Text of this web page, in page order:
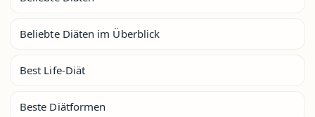
Beliebte Diäten im Überblick
Best Life-Diät
Beste Diätformen